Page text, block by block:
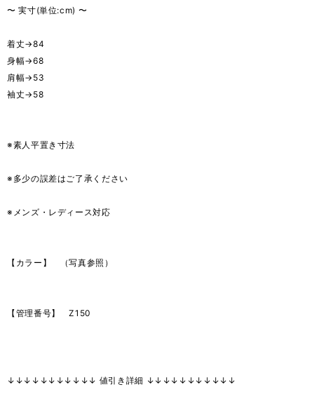
〜 実寸(単位:cm) 〜
着丈→84
身幅→68
肩幅→53
袖丈→58
※素人平置き寸法
※多少の誤差はご了承ください
※メンズ・レディース対応
【カラー】 （写真参照）
【管理番号】 Z150
↓↓↓↓↓↓↓↓↓↓↓ 値引き詳細 ↓↓↓↓↓↓↓↓↓↓↓